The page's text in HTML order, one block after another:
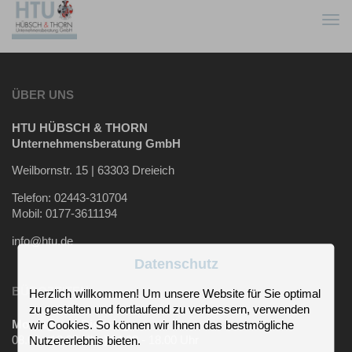
ÜBER UNS
HTU HÜBSCH & THORN
Unternehmensberatung GmbH
Weilbornstr. 15 | 63303 Dreieich
Telefon: 02443-310704
Mobil: 0177-3611194
info@htu.de
BÜROZEITEN
Montag und Dienstag
08.00 - 12.00 Uhr | 14.00 - 18.00 Uhr
Datenschutz
Herzlich willkommen! Um unsere Website für Sie optimal
zu gestalten und fortlaufend zu verbessern, verwenden
wir Cookies. So können wir Ihnen das bestmögliche
Nutzererlebnis bieten.